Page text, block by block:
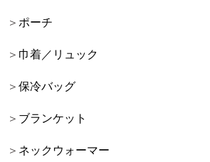
ポーチ
巾着／リュック
保冷バッグ
ブランケット
ネックウォーマー